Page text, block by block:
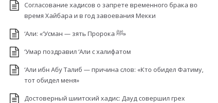
Согласование хадисов о запрете временного брака во
время Хайбара и в год завоевания Мекки
‘Али: «‘Усман — зять Пророка ﷺ»
‘Умар поздравил ‘Али с халифатом
‘Али ибн Абу Талиб — причина слов: «Кто обидел Фатиму,
тот обидел меня»
Достоверный шиитский хадис: Дауд совершил грех